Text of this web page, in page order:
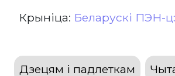
Крыніца: Беларускі ПЭН-
Дзецям і падлеткам